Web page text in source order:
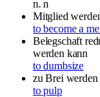
n.n
Mitglied
to become a
Belegschaft
werden kann
to dumbsize
zu Brei werden
to pulp